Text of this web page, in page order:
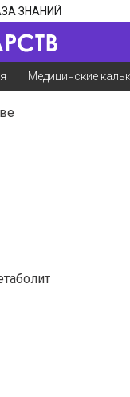
ЗНАНИЙ
Медицинские